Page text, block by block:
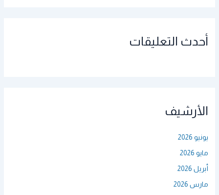
أحدث التعليقات
الأرشيف
يونيو 2026
مايو 2026
أبريل 2026
مارس 2026